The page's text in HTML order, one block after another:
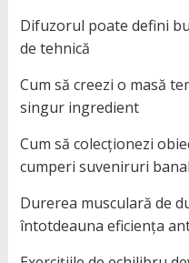
Difuzorul poate defini
de tehnică
Cum să creezi o masă
singur ingredient
Cum să colecționezi
cumperi suveniruri
Durerea musculară de
întotdeauna eficiența